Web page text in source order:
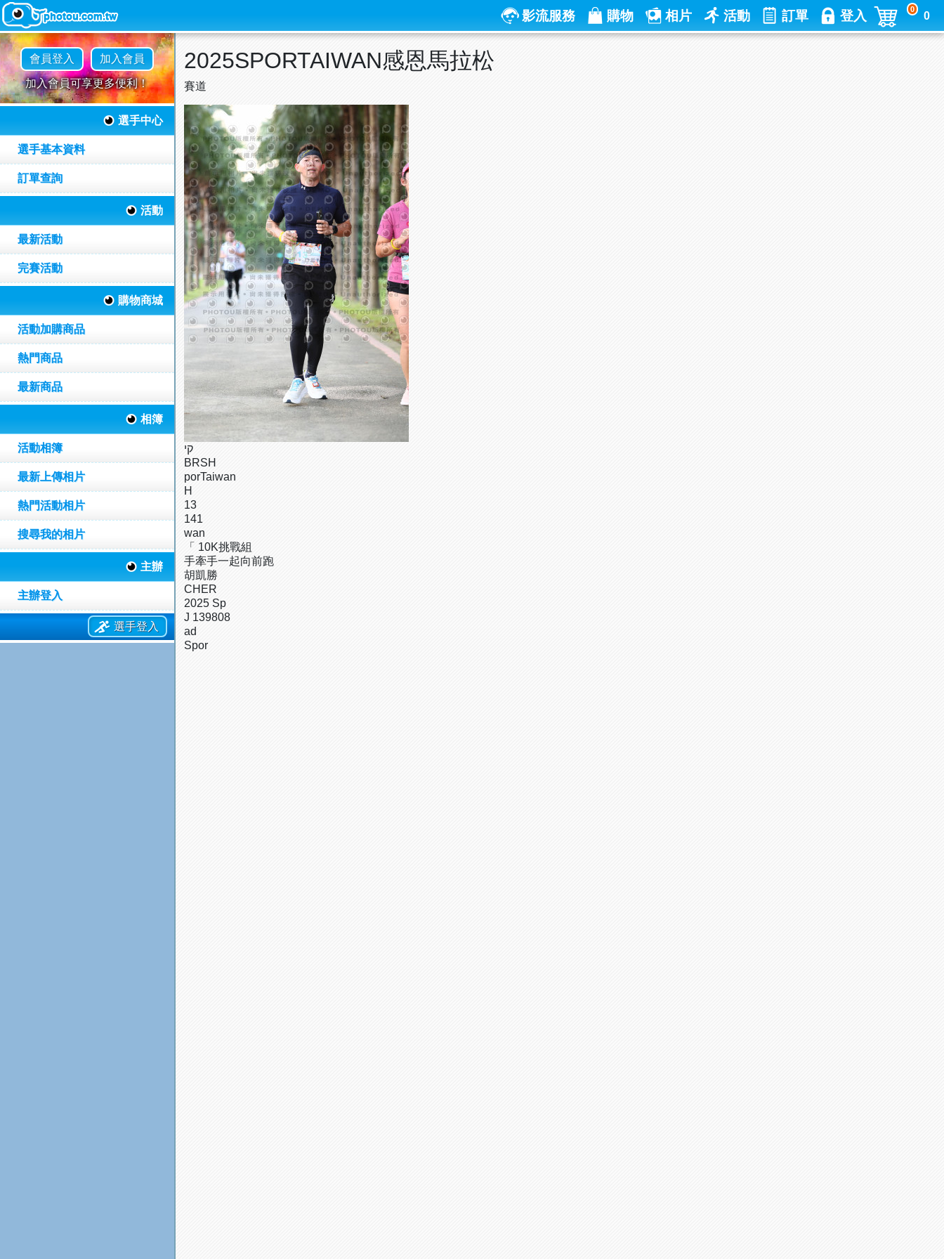
影流服務 購物 相片 活動 訂單 登入 0
0
會員登入 加入會員
加入會員可享更多便利！
選手中心
選手基本資料
訂單查詢
活動
最新活動
完賽活動
購物商城
活動加購商品
熱門商品
最新商品
相簿
活動相簿
最新上傳相片
熱門活動相片
搜尋我的相片
主辦
主辦登入
選手登入
2025SPORTAIWAN感恩馬拉松
賽道
קי
BRSH
porTaiwan
H
13
141
wan
「 10K挑戰組
手牽手一起向前跑
胡凱勝
CHER
2025 Sp
J 139808
ad
Spor